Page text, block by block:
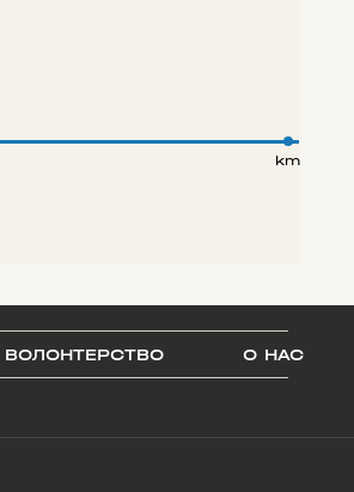
km
ВОЛОНТЕРСТВО О НАС